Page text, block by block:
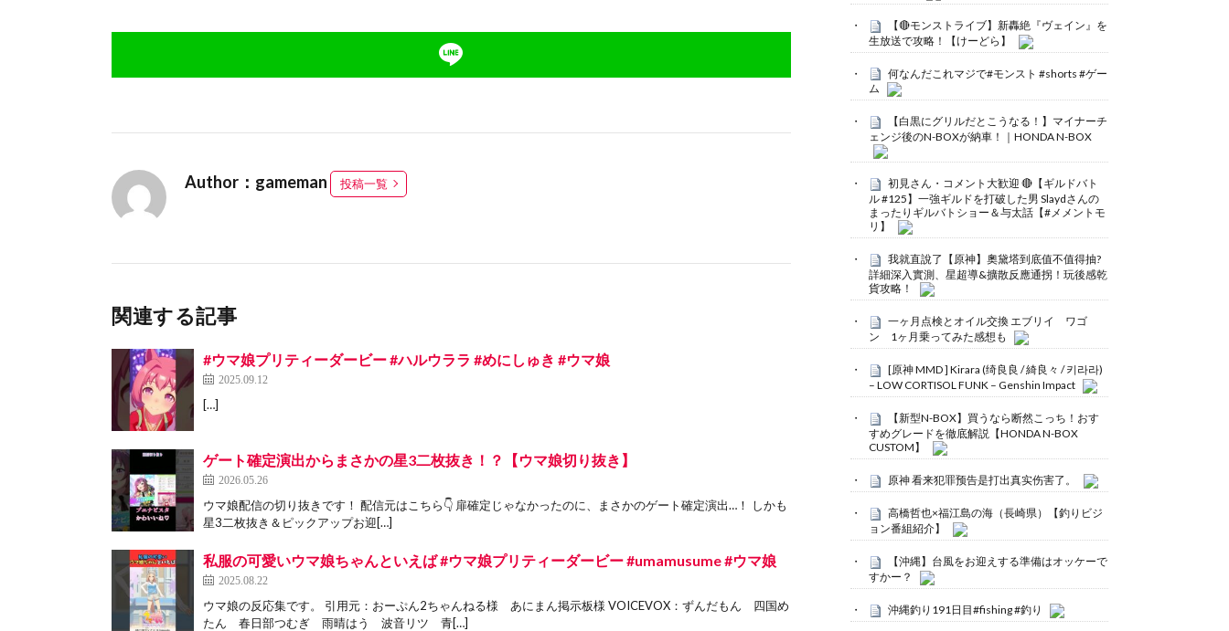
Author：gameman 投稿一覧
関連する記事
#ウマ娘プリティーダービー #ハルウララ #めにしゅき #ウマ娘
2025.09.12
[…]
ゲート確定演出からまさかの星3二枚抜き！？【ウマ娘切り抜き】
2026.05.26
ウマ娘配信の切り抜きです！ 配信元はこちら👇 扉確定じゃなかったのに、まさかのゲート確定演出…！ しかも
星3二枚抜き＆ピックアップお迎[…]
私服の可愛いウマ娘ちゃんといえば #ウマ娘プリティーダービー #umamusume #ウマ娘
2025.08.22
ウマ娘の反応集です。 引用元：おーぷん2ちゃんねる様 あにまん掲示板様 VOICEVOX：ずんだもん 四国め
たん 春日部つむぎ 雨晴はう 波音リツ 青[…]
【🔴モンストライブ】新轟絶『ヴェイン』を
生放送で攻略！【けーどら】
何なんだこれマジで#モンスト #shorts #ゲー
ム
【白黒にグリルだとこうなる！】マイナーチ
ェンジ後のN-BOXが納車！｜HONDA N-BOX
初見さん・コメント大歓迎 🔴【ギルドバト
ル #125】一強ギルドを打破した男 Slaydさんの
まったりギルバトショー＆与太話【#メメントモ
リ】
我就直說了【原神】奧黛塔到底值不值得抽?
詳細深入實測、星超導&擴散反應通拐！玩後感乾
貨攻略！
一ヶ月点検とオイル交換 エブリイ ワゴ
ン 1ヶ月乗ってみた感想も
[原神 MMD ] Kirara (绮良良 / 綺良々 / 키라라)
– LOW CORTISOL FUNK – Genshin Impact
【新型N-BOX】買うなら断然こっち！おす
すめグレードを徹底解説【HONDA N-BOX
CUSTOM】
原神 看来犯罪预告是打出真实伤害了。
高橋哲也×福江島の海（長崎県）【釣りビジ
ョン番組紹介】
【沖縄】台風をお迎えする準備はオッケーで
すかー？
沖縄釣り191日目#fishing #釣り